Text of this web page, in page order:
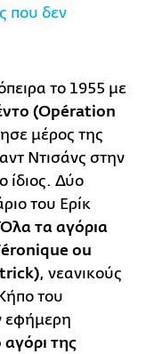
που δεν
το 1955 με
(Opération
μέρος της
Ντισάνς στην
ίδιος. Δύο
του Ερίκ
τα αγόρια
ou
, νεανικούς
του
εφήμερη
της